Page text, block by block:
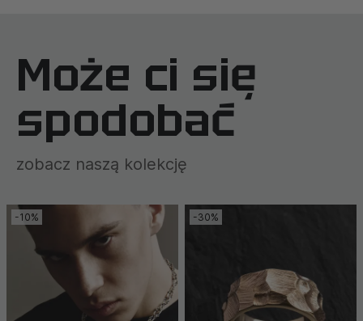
Może ci się
spodobać
zobacz naszą kolekcję
-10% -30%